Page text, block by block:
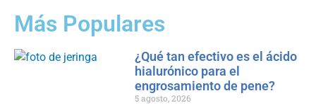
Más Populares
¿Qué tan efectivo es el ácido
hialurónico para el
engrosamiento de pene?
5 agosto, 2026